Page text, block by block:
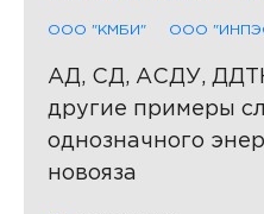
ООО "КМБИ" ООО
АД, СД, АСДУ,
другие примеры
однозначного
новояза